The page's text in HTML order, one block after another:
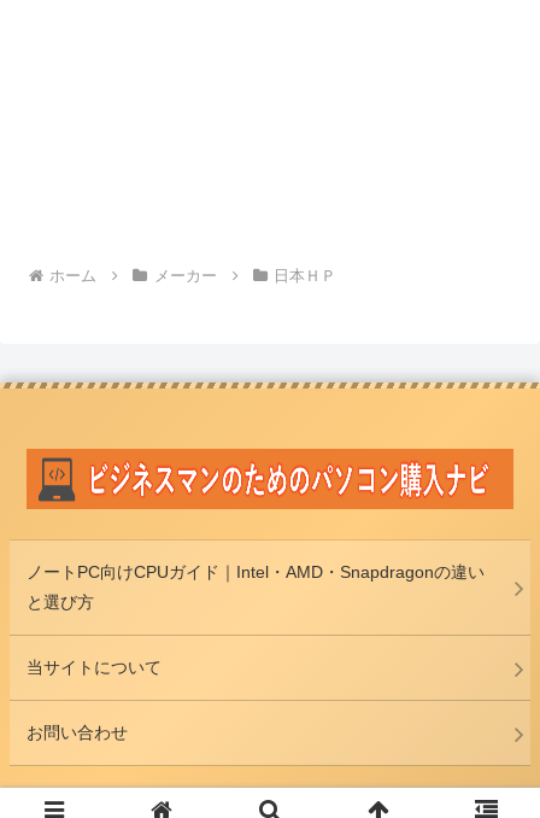
ホーム メーカー 日本ＨＰ
ノートPC向けCPUガイド｜Intel・AMD・Snapdragonの違い
と選び方
当サイトについて
お問い合わせ